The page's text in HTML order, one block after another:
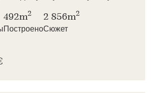
492m2
Построено
2 856m2
Сюжет